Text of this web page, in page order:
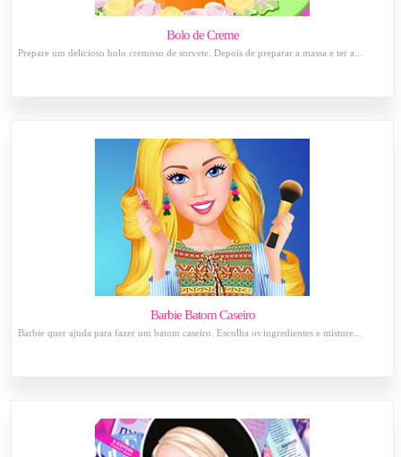
Bolo de Creme
Prepare um delicioso bolo cremoso de sorvete. Depois de preparar a massa e ter a...
Barbie Batom Caseiro
Barbie quer ajuda para fazer um batom caseiro. Escolha os ingredientes e misture...